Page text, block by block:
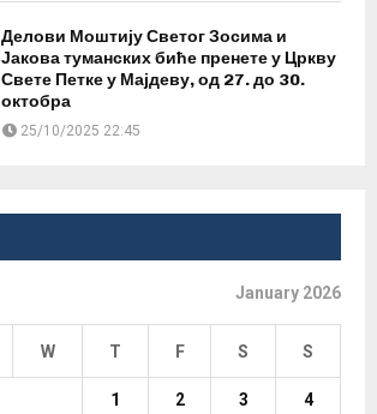
Делови Моштију Светог Зосима и
Јакова туманских биће пренете у Цркву
Свете Петке у Мајдеву, од 27. до 30.
октобра
25/10/2025 22:45
January 2026
W T F S S
1 2 3 4